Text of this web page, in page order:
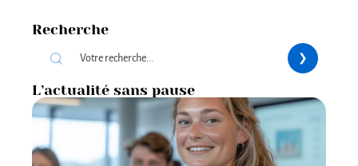
Recherche
L’actualité sans pause